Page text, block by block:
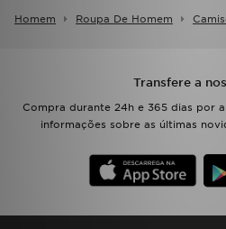
Homem Roupa De Homem
Transfere a
Compra durante 24h e 365 dias por
informações sobre as últimas